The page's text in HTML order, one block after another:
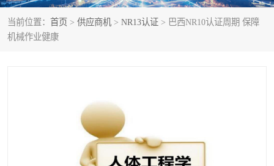
当前位置： 首页 > 供应商机 > NR13认证 > 巴西NR10认证周期 保障
机械作业健康
巴西认证 RETIE认证